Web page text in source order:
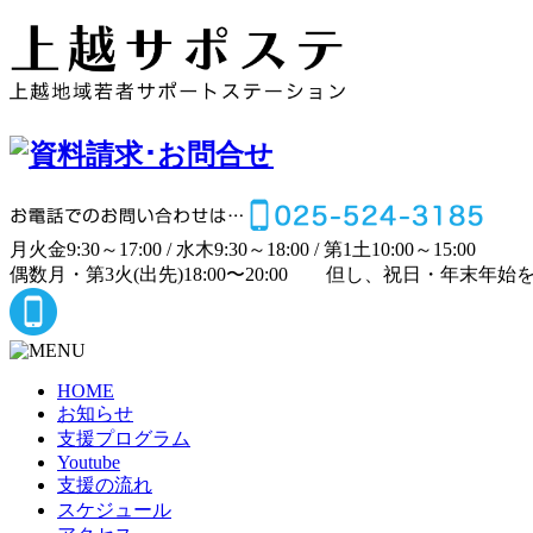
月 火金9:30～17:00 / 水木9:30～18:00 /第1土10:00～15:00
偶数月・第3火(出先)18:00〜20:00 但し、祝日・年末年始
HOME
お知らせ
支援プログラム
Youtube
支援の流れ
スケジュール